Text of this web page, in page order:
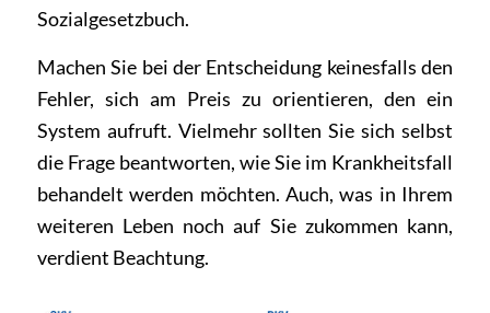
Sozialgesetzbuch.
Machen Sie bei der Entscheidung keinesfalls den
Fehler, sich am Preis zu orientieren, den ein
System aufruft. Vielmehr sollten Sie sich selbst
die Frage beantworten, wie Sie im Krankheitsfall
behandelt werden möchten. Auch, was in Ihrem
weiteren Leben noch auf Sie zukommen kann,
verdient Beachtung.